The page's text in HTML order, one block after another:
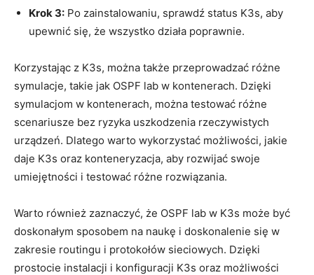
Krok 3: Po zainstalowaniu, sprawdź ‌status K3s,​ aby
⁢upewnić ‌się, że wszystko ​działa poprawnie.
Korzystając z K3s, można także ⁣przeprowadzać różne​
symulacje, takie jak OSPF lab w kontenerach. Dzięki
symulacjom w ‌kontenerach,⁤ można ‍testować różne
scenariusze bez ryzyka uszkodzenia ‍rzeczywistych
urządzeń. Dlatego warto wykorzystać‌ możliwości, jakie
daje K3s ​oraz konteneryzacja, aby⁣ rozwijać swoje
umiejętności i testować różne​ rozwiązania.
Warto również zaznaczyć, że OSPF‌ lab w K3s ‌może być‌
doskonałym sposobem na naukę i doskonalenie się w
zakresie⁤ routingu​ i protokołów sieciowych.⁣ Dzięki
prostocie ⁣instalacji i⁣ konfiguracji K3s oraz⁣ możliwości